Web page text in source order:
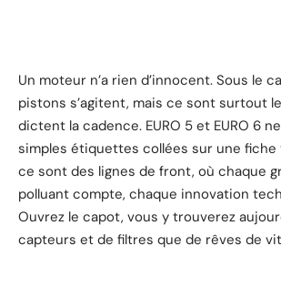
Un moteur n’a rien d’innocent. Sous le
pistons s’agitent, mais ce sont surtout
dictent la cadence. EURO 5 et EURO 6
simples étiquettes collées sur une fiche
ce sont des lignes de front, où chaque
polluant compte, chaque innovation
Ouvrez le capot, vous y trouverez
capteurs et de filtres que de rêves de